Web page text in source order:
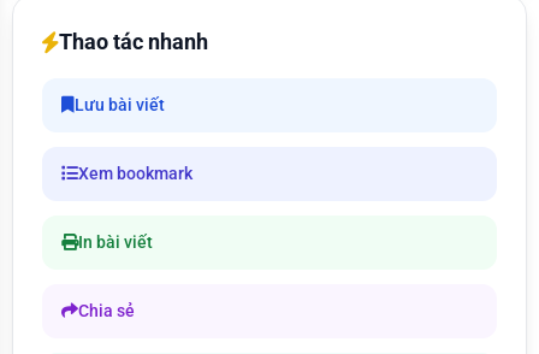
Thao tác nhanh
Lưu bài viết
Xem bookmark
In bài viết
Chia sẻ